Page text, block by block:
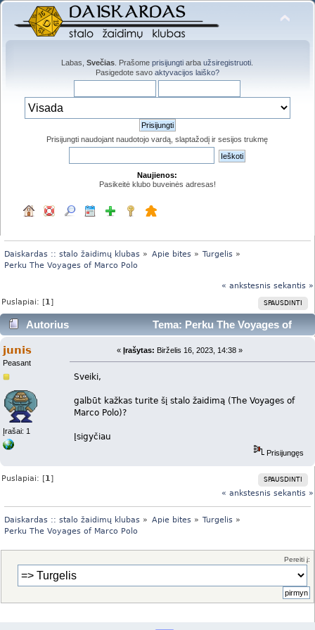
Labas,Svečias . Prašomeprisijungti arbaužsiregistruoti
Pasigedote savo aktyvacijos laiško?
Prisijungti naudojant naudotojo vardą, slaptažodį ir sesijos trukmę
Naujienos:
Pasikeitė klubo buveinės adresas!
Daiskardas :: stalo žaidimų klubas » Apie bites» Turgelis »
Perku The Voyages of Marco Polo
« ankstesnis sekantis »
SPAUSDINTI
Puslapiai: [1 ]
Autorius
Tema: Perku The Voyages of
Marco Polo (Skaityta 4838 kartus)
junis
Peasant
Įrašai: 1
« Įrašytas: Birželis 16, 2023, 14:38 »
Sveiki,
galbūt kažkas turite šį stalo žaidimą (The Voyages of
Marco Polo)?
Įsigyčiau
Prisijungęs
SPAUSDINTI
Puslapiai: [1]
« ankstesnis sekantis »
Daiskardas :: stalo žaidimų klubas » Apie bites» Turgelis »
Perku The Voyages of Marco Polo
Pereiti į: